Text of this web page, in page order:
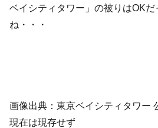
ベイシティタワー」の被りはOK
ね・・・
画像出典：東京ベイシティタワー
現在は現存せず